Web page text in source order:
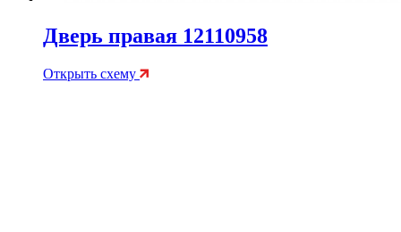
Дверь правая 12110958
Открыть схему